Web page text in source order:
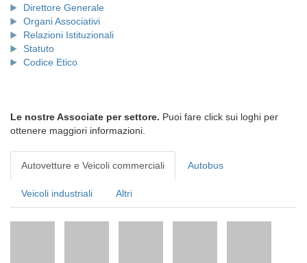
Direttore Generale
Organi Associativi
Relazioni Istituzionali
Statuto
Codice Etico
Le nostre Associate per settore. Puoi fare click sui loghi per
ottenere maggiori informazioni.
Autovetture e Veicoli commerciali Autobus
Veicoli industriali Altri